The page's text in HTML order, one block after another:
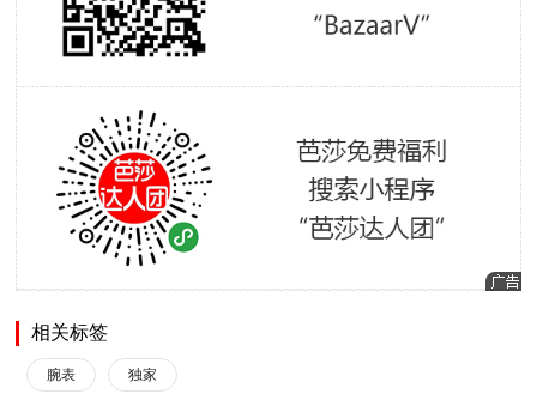
相关标签
腕表 独家